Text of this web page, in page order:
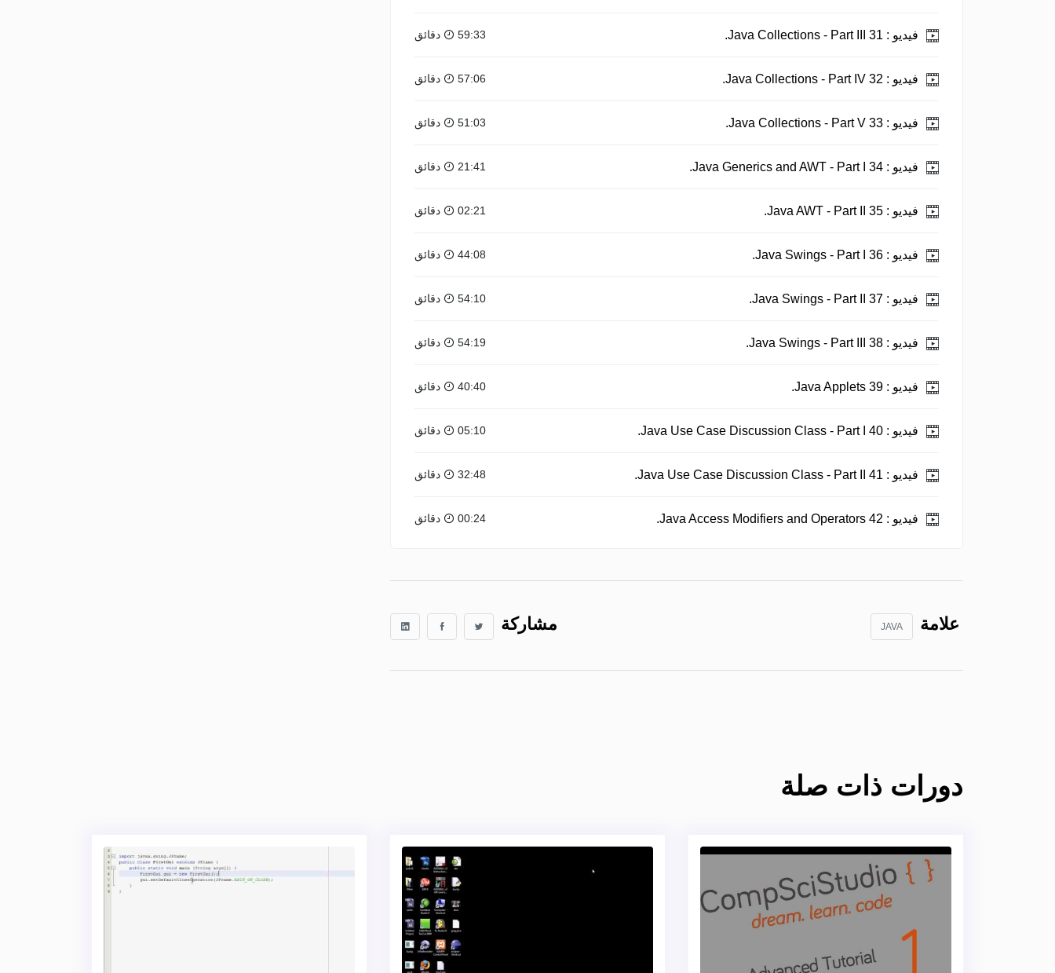
فيديو : 59:33 دقائق
فيديو : 57:06 دقائق
فيديو : 51:03 دقائق
فيديو : 21:41 دقائق
فيديو : 02:21 دقائق
فيديو : 44:08 دقائق
فيديو : 54:10 دقائق
فيديو : 54:19 دقائق
فيديو : 40:40 دقائق
فيديو : 05:10 دقائق
فيديو : 32:48 دقائق
فيديو : 00:24 دقائق
علامة JAVA مشاركة
دورات ذات صلة